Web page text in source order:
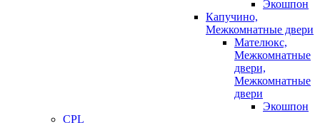
Экошпон
Капучино,
Межкомнатные двери
Мателюкс,
Межкомнатные
двери,
Межкомнатные
двери
Экошпон
CPL